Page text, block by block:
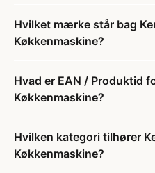
Hvilket mærke står bag
Køkkenmaskine?
Hvad er EAN / Produktid
Køkkenmaskine?
Hvilken kategori tilhører
Køkkenmaskine?